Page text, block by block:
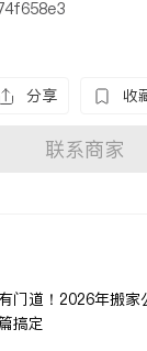
分享 收
联系商家
门道！2026年搬
搞定